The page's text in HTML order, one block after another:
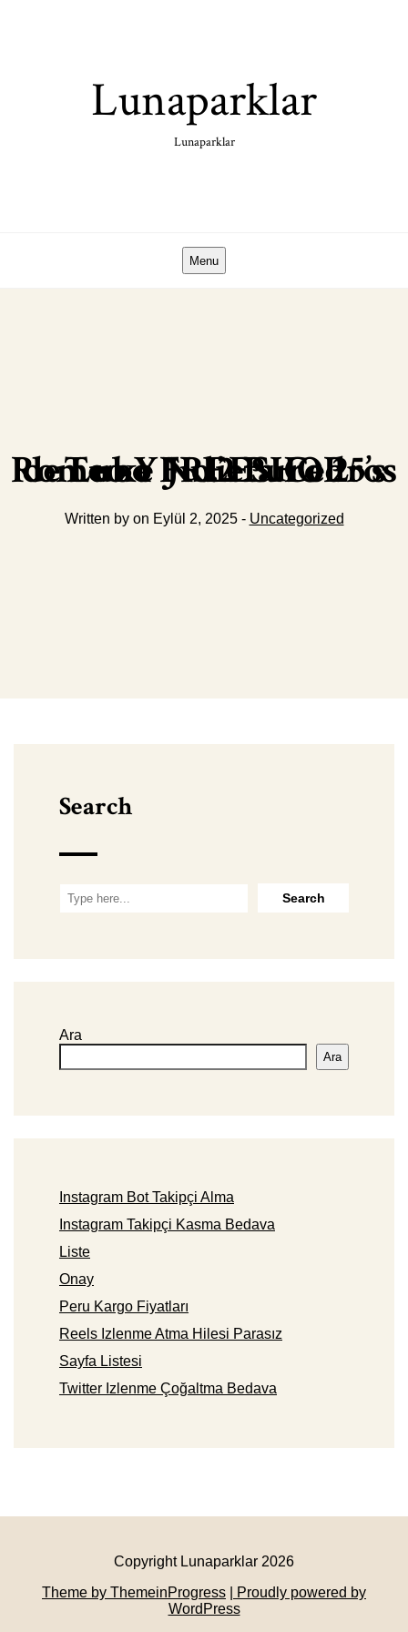
Lunaparklar
Lunaparklar
Menu
Romeo Y Julieta Cedros de Luxe No.2 Puro 25’s Tubo FREESHOP
Written by on Eylül 2, 2025 - Uncategorized
Search
Ara
Ara
Instagram Bot Takipçi Alma
Instagram Takipçi Kasma Bedava
Liste
Onay
Peru Kargo Fiyatları
Reels Izlenme Atma Hilesi Parasız
Sayfa Listesi
Twitter Izlenme Çoğaltma Bedava
Copyright Lunaparklar 2026
Theme by ThemeinProgress
| Proudly powered by
WordPress